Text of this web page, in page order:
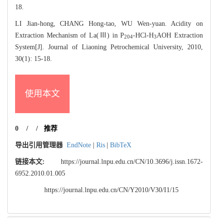
18.
LI Jian-hong, CHANG Hong-tao, WU Wen-yuan. Acidity on
Extraction Mechanism of La(Ⅲ) in P204-HCl-H3AOH Extraction
System[J]. Journal of Liaoning Petrochemical University, 2010,
30(1): 15-18.
使用本文
0 / / 推荐
导出引用管理器 EndNote Ris BibTeX
链接本文:
https://journal.lnpu.edu.cn/CN/10.3696/j.issn.1672-
6952.2010.01.005
https://journal.lnpu.edu.cn/CN/Y2010/V30/I1/15